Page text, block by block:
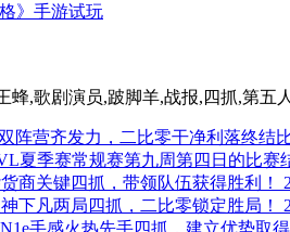
》手游试玩
蜂,歌剧演员,跛脚羊,战报,四抓,第五
阵营齐发力，二比零干净利落终结比
夏季赛常规赛第九周第四日的比赛
商关键四抓，带领队伍获得胜利！
下凡两局四抓，二比零锁定胜局！
手感火热先手四抓，建立优势取得